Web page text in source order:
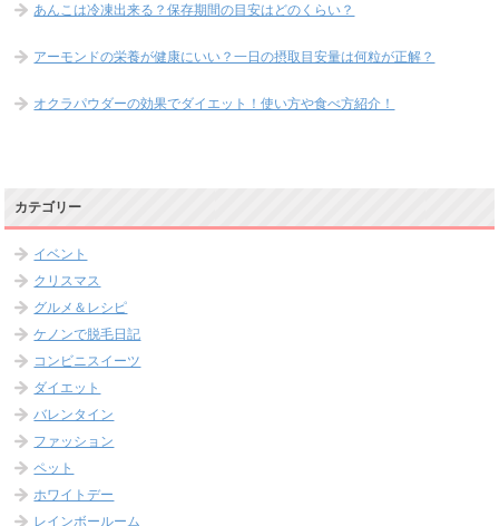
あんこは冷凍出来る？保存期間の目安はどのくらい？
アーモンドの栄養が健康にいい？一日の摂取目安量は何粒が正解？
オクラパウダーの効果でダイエット！使い方や食べ方紹介！
カテゴリー
イベント
クリスマス
グルメ＆レシピ
ケノンで脱毛日記
コンビニスイーツ
ダイエット
バレンタイン
ファッション
ペット
ホワイトデー
レインボールーム